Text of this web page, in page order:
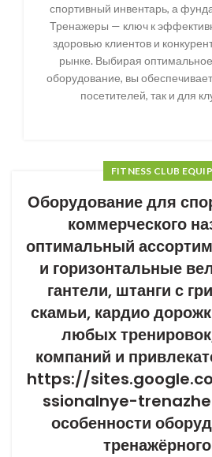
спортивный инвентарь, а
Тренажеры — ключ к
здоровью клиентов и
рынке. Выбирая
оборудование, вы
посетителей, так и для
FITNESS CLUB
Оборудование для
коммерческого
оптимальный
и горизонтальные
гантели, штанги с
скамьи, кардио
любых
компаний и
https://
ssionalnye-
особенности